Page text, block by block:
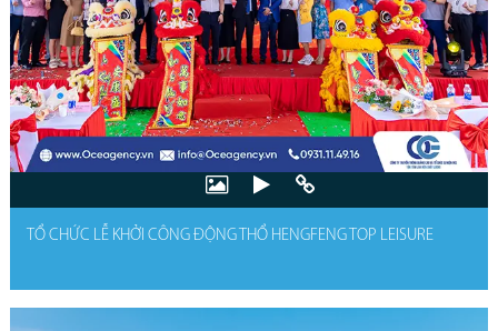
TỔ CHỨC LỄ KHỞI CÔNG ĐỘNG THỔ HENGFENG TOP LEISURE